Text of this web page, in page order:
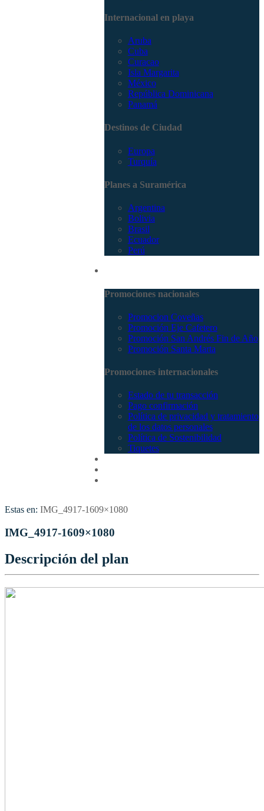
Internacional en playa
Aruba
Cuba
Curacao
Isla Margarita
México
República Dominicana
Panamá
Destinos de Ciudad
Europa
Turquía
Planes a Suramérica
Argentina
Bolivia
Brasil
Ecuador
Perú
Promociones nacionales
Promocion Coveñas
Promoción Eje Cafetero
Promoción San Andrés Fin de Año
Promoción Santa Marta
Promociones internacionales
Estado de tu transacción
Pago confirmación
Política de privacidad y tratamiento
de los datos personales
Política de Sostenibilidad
Tiquetes
Estas en: IMG_4917-1609×1080
IMG_4917-1609×1080
Descripción del plan